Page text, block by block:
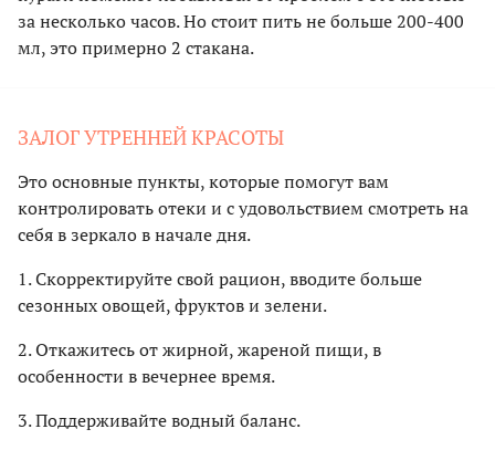
за несколько часов. Но стоит пить не больше 200-400
мл, это примерно 2 стакана.
ЗАЛОГ УТРЕННЕЙ КРАСОТЫ
Это основные пункты, которые помогут вам
контролировать отеки и с удовольствием смотреть на
себя в зеркало в начале дня.
1. Скорректируйте свой рацион, вводите больше
сезонных овощей, фруктов и зелени.
2. Откажитесь от жирной, жареной пищи, в
особенности в вечернее время.
3. Поддерживайте водный баланс.